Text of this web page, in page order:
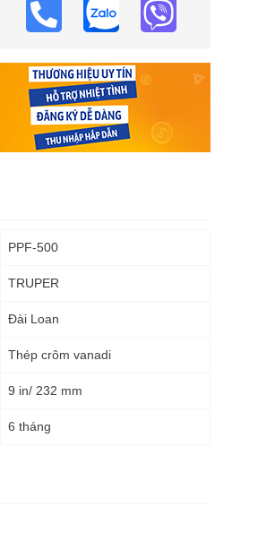
PPF-500
TRUPER
Đài Loan
Thép crôm vanadi
9 in/ 232 mm
6 tháng